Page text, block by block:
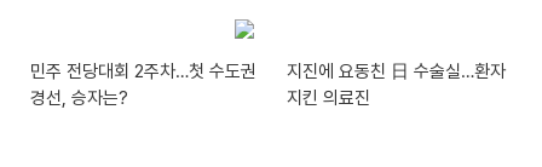
민주 전당대회 2주차…첫 수도권
경선, 승자는?
지진에 요동친 日 수술실…환자
지킨 의료진